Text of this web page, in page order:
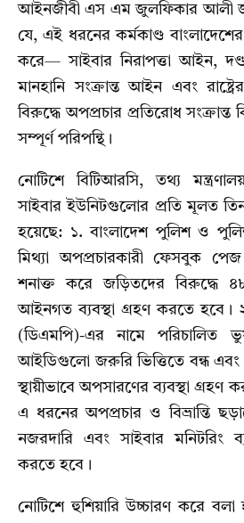
আইনজীবী এস এম জুলফিকার আলী
যে, এই ধরনের কর্মকাণ্ড
করে— সাইবার নিরাপত্তা আইন,
মানহানি সংক্রান্ত আইন এবং
বিরুদ্ধে অপপ্রচার প্রতিরোধ সংক্রান্ত
সম্পূর্ণ পরিপন্থি।
নোটিশে বিটিআরসি, তথ্য
সাইবার ইউনিটগুলোর প্রতি মূলত
হয়েছে: ১. বাংলাদেশ পুলিশ ও
মিথ্যা অপপ্রচারকারী ফেসবুক
শনাক্ত করে জড়িতদের বিরুদ্ধে
আইনগত ব্যবস্থা গ্রহণ করতে হবে।
(ডিএমপি)-এর নামে
আইডিগুলো জরুরি ভিত্তিতে বন্ধ এবং
স্থায়ীভাবে অপসারণের ব্যবস্থা
এ ধরনের অপপ্রচার ও বিভ্রান্তি
নজরদারি এবং সাইবার মনিটরিং
করতে হবে।
নোটিশে হুশিয়ারি উচ্চারণ করে